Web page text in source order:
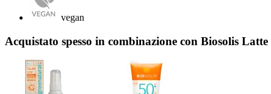
vegan
Acquistato spesso in combinazione con Biosolis